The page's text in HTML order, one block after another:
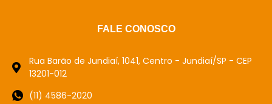
FALE CONOSCO
Rua Barão de Jundiaí, 1041, Centro - Jundiaí/SP - CEP
13201-012
(11) 4586-2020